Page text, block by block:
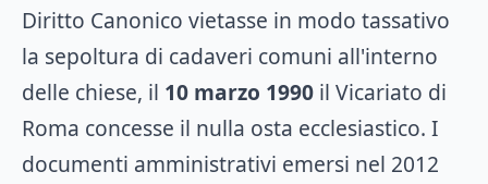
Diritto Canonico vietasse in modo tassativo
la sepoltura di cadaveri comuni all'interno
delle chiese, il 10 marzo 1990 il Vicariato di
Roma concesse il nulla osta ecclesiastico. I
documenti amministrativi emersi nel 2012